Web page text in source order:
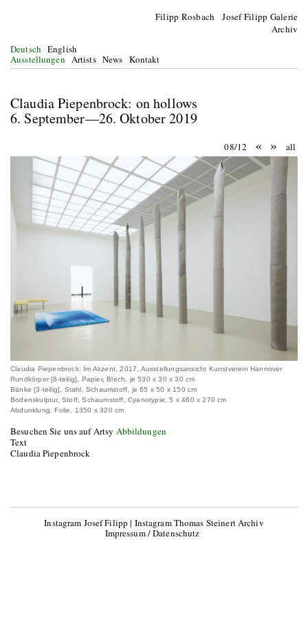
Filipp Rosbach Josef Filipp Galerie
Archiv
Deutsch English
Ausstellungen Artists News Kontakt
Claudia Piepenbrock: on hollows
6. September—26. Oktober 2019
08/12 « » all
Claudia Piepenbrock: Im Akzent, 2017, Ausstellungsansicht Kunstverein Hannover
Rundkörper [8-teilig], Papier, Blech, je 530 x 30 x 30 cm
Bänke [3-teilig], Stahl, Schaumstoff, je 65 x 50 x 150 cm
Bodenskulptur, Stoff, Schaumstoff, Cyanotypie, 5 x 460 x 270 cm
Abdunklung, Folie, 1350 x 320 cm
Besuchen Sie uns auf Artsy Abbildungen
Text
Claudia Piepenbrock
Instagram Josef Filipp | Instagram Thomas Steinert Archiv
Impressum / Datenschutz